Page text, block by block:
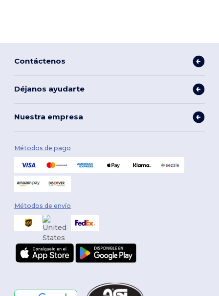
Contáctenos
Déjanos ayudarte
Nuestra empresa
Métodos de pago
Métodos de envío